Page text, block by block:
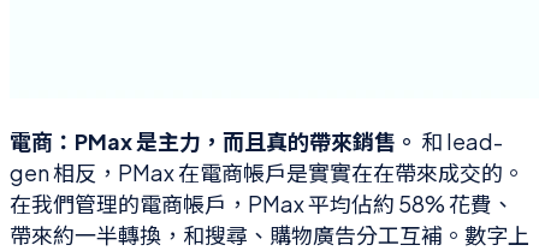
電商：PMax 是主力，而且真的帶來銷售。 和 lead-
gen 相反，PMax 在電商帳戶是實實在在帶來成交的。
在我們管理的電商帳戶，PMax 平均佔約 58% 花費、
帶來約一半轉換，和搜尋、購物廣告分工互補。數字上